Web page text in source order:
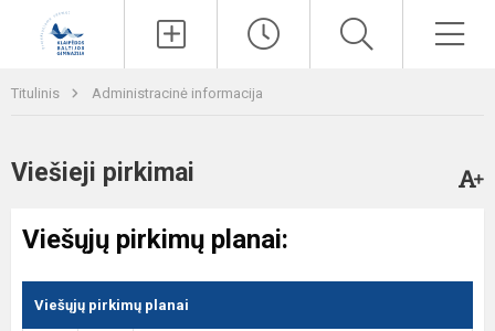
Titulinis Administracinė informacija
Viešieji pirkimai
Viešųjų pirkimų planai:
Viešųjų pirkimų planai